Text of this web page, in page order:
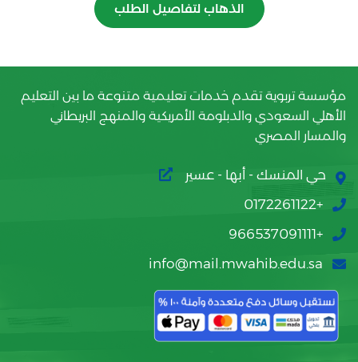
الذهاب لتفاصيل الطلب
مؤسسة تربوية تقدم خدمات تعليمية متنوعة ما بين التعليم
الأهلي السعودي والدبلومة الأمريكية والمنهج البريطاني
والمسار المصري
حي المنسك - أبها - عسير
+0172261122
+966537091111
info@mail.mwahib.edu.sa